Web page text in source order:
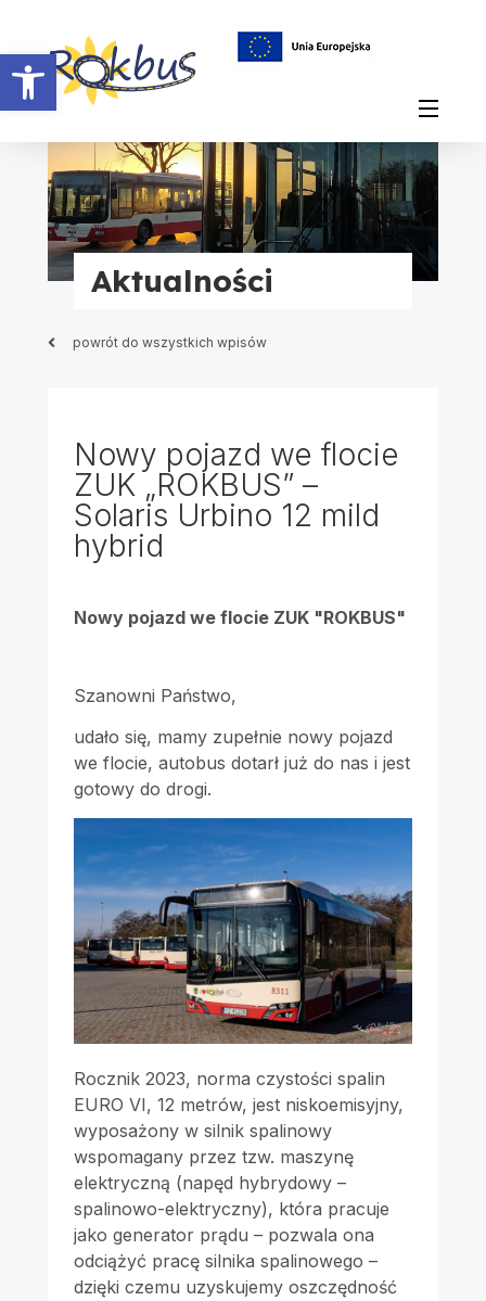
Otwórz pasek narzędzi
Aktualności
powrót do wszystkich wpisów
Nowy pojazd we flocie
ZUK „ROKBUS” –
Solaris Urbino 12 mild
hybrid
Nowy pojazd we flocie ZUK "ROKBUS"
Szanowni Państwo,
udało się, mamy zupełnie nowy pojazd
we flocie, autobus dotarł już do nas i jest
gotowy do drogi.
Rocznik 2023, norma czystości spalin
EURO VI, 12 metrów, jest niskoemisyjny,
wyposażony w silnik spalinowy
wspomagany przez tzw. maszynę
elektryczną (napęd hybrydowy –
spalinowo-elektryczny), która pracuje
jako generator prądu – pozwala ona
odciążyć pracę silnika spalinowego –
dzięki czemu uzyskujemy oszczędność